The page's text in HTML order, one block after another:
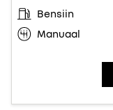
Bensiin
Manuaal